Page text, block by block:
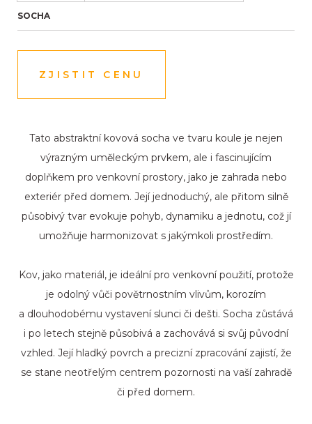
SOCHA
ZJISTIT CENU
Tato abstraktní kovová socha ve tvaru koule je nejen
výrazným uměleckým prvkem, ale i fascinujícím
doplňkem pro venkovní prostory, jako je zahrada nebo
exteriér před domem. Její jednoduchý, ale přitom silně
působivý tvar evokuje pohyb, dynamiku a jednotu, což jí
umožňuje harmonizovat s jakýmkoli prostředím.
Kov, jako materiál, je ideální pro venkovní použití, protože
je odolný vůči povětrnostním vlivům, korozím
a dlouhodobému vystavení slunci či dešti. Socha zůstává
i po letech stejně působivá a zachovává si svůj původní
vzhled. Její hladký povrch a precizní zpracování zajistí, že
se stane neotřelým centrem pozornosti na vaší zahradě
či před domem.